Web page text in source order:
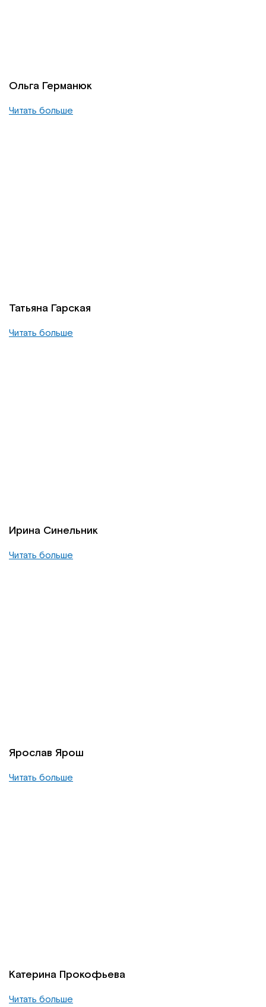
Ольга Германюк
Читать больше
Татьяна Гарская
Читать больше
Ирина Синельник
Читать больше
Ярослав Ярош
Читать больше
Катерина Прокофьева
Читать больше